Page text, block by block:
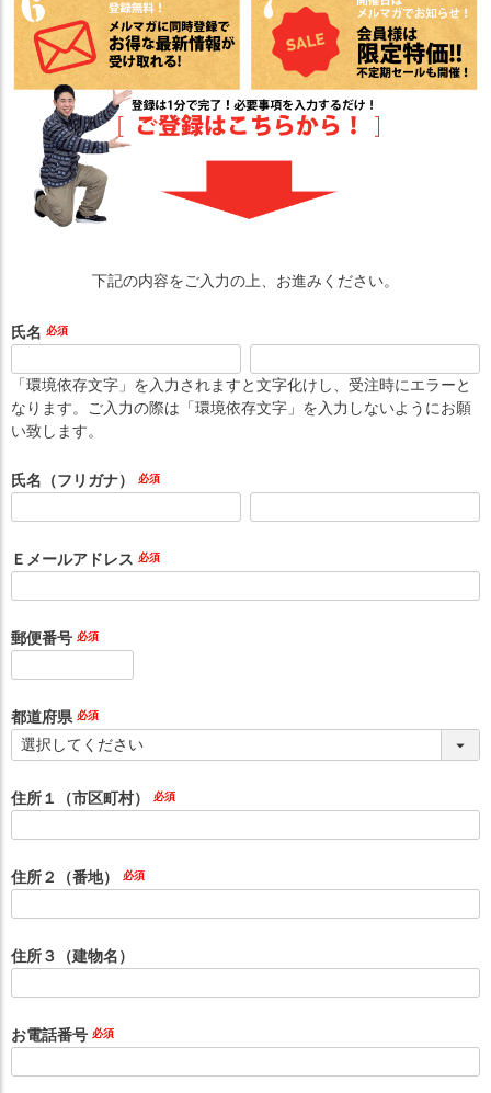
下記の内容をご入力の上、お進みください。
氏名
(必
須)
「環境依存文字」を入力されますと文字化けし、受注時にエラーと
なります。ご入力の際は「環境依存文字」を入力しないようにお願
い致します。
氏名（フリガナ）
(必
須)
Ｅメールアドレス
(必
須)
郵便番号
(必
須)
都道府県
(必
須)
住所１（市区町村）
(必
須)
住所２（番地）
(必
須)
住所３（建物名）
お電話番号
(必
須)